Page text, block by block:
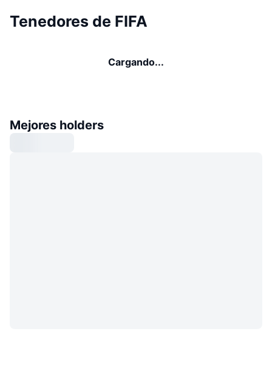
Tenedores de FIFA
Cargando...
Mejores holders